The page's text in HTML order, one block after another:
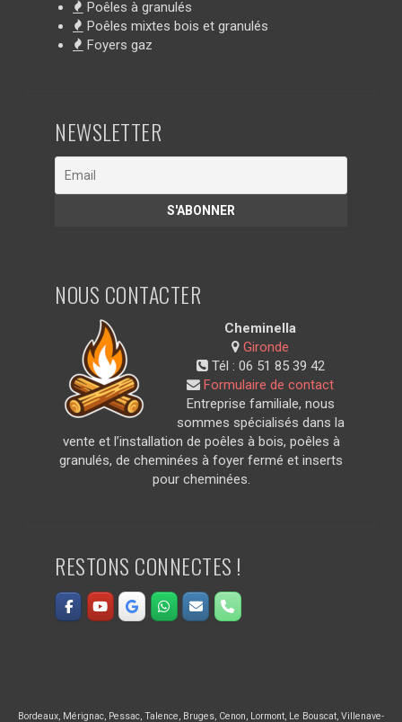
Poêles à granulés
Poêles mixtes bois et granulés
Foyers gaz
NEWSLETTER
NOUS CONTACTER
Cheminella
Gironde
Tél : 06 51 85 39 42
Formulaire de contact
Entreprise familiale, nous
sommes spécialisés dans la
vente et l’installation de poêles à bois, poêles à
granulés, de cheminées à foyer fermé et inserts
pour cheminées.
RESTONS CONNECTES !
Bordeaux, Mérignac, Pessac, Talence, Bruges, Cenon, Lormont, Le Bouscat, Villenave-